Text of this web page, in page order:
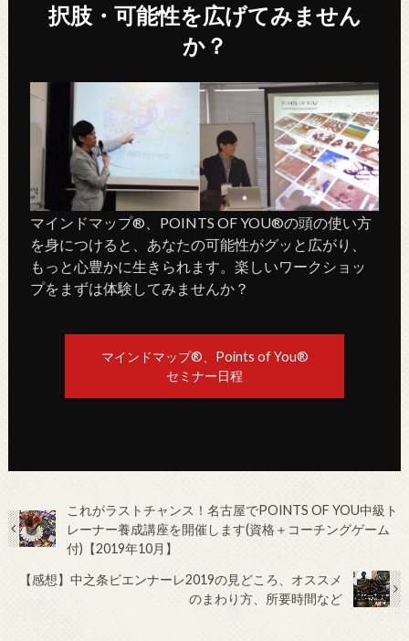
択肢・可能性を広げてみません
か？
マインドマップ®、POINTS OF YOU®の頭の使い方
を身につけると、あなたの可能性がグッと広がり、
もっと心豊かに生きられます。楽しいワークショッ
プをまずは体験してみませんか？
マインドマップ®、Points of You®
セミナー日程
これがラストチャンス！名古屋でPOINTS OF YOU中級ト
レーナー養成講座を開催します(資格＋コーチングゲーム
付)【2019年10月】
【感想】中之条ビエンナーレ2019の見どころ、オススメ
のまわり方、所要時間など